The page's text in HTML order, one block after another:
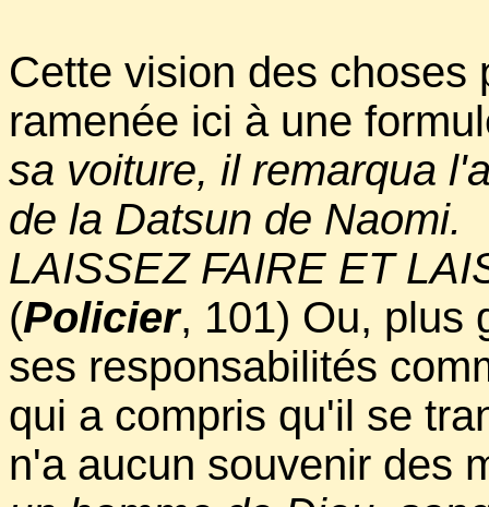
Cette vision des choses
ramenée ici à une
sa voiture, il remarqua
de la Datsun de Naomi.
LAISSEZ FAIRE ET
(Policier, 101) Ou, plus
ses responsabilités
qui a compris qu'il se
n'a aucun souvenir des